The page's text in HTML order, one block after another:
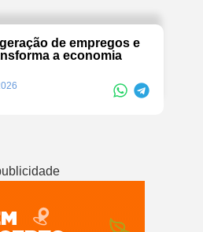
de empregos e
a economia